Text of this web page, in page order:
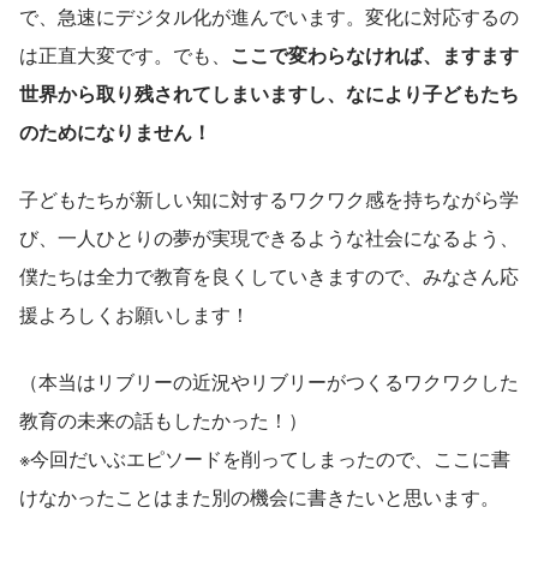
で、急速にデジタル化が進んでいます。変化に対応するの
は正直大変です。でも、 ここで変わらなければ、ますます
世界から取り残されてしまいますし、なにより子どもたち
のためになりません！
子どもたちが新しい知に対するワクワク感を持ちながら学
び、一人ひとりの夢が実現できるような社会になるよう、
僕たちは全力で教育を良くしていきますので、みなさん応
援よろしくお願いします！
（本当はリブリーの近況やリブリーがつくるワクワクした
教育の未来の話もしたかった！）
※今回だいぶエピソードを削ってしまったので、ここに書
けなかったことはまた別の機会に書きたいと思います。